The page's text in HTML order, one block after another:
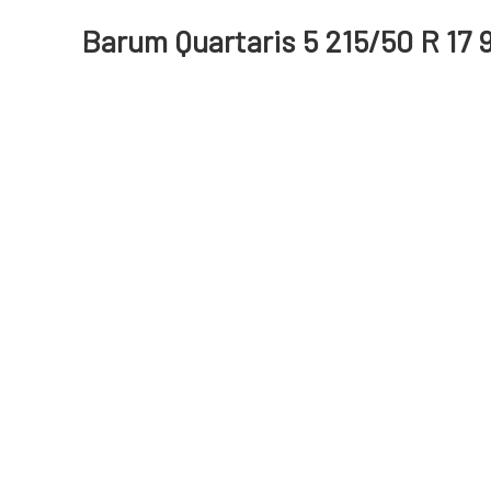
Barum Quartaris 5 215/50 R 17